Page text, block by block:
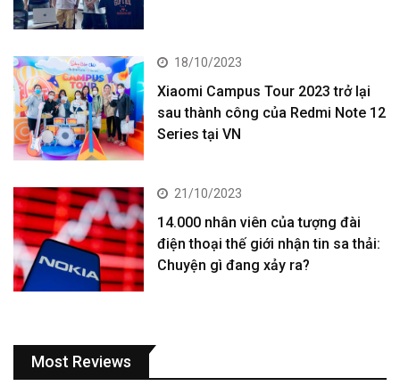
18/10/2023
Xiaomi Campus Tour 2023 trở lại
sau thành công của Redmi Note 12
Series tại VN
21/10/2023
14.000 nhân viên của tượng đài
điện thoại thế giới nhận tin sa thải:
Chuyện gì đang xảy ra?
Most Reviews